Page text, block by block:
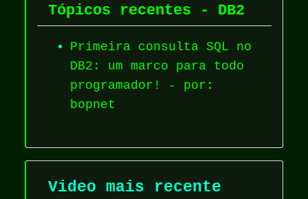
Tópicos recentes - DB2
Primeira consulta SQL no
DB2: um marco para todo
programador! - por:
bopnet
Video mais recente